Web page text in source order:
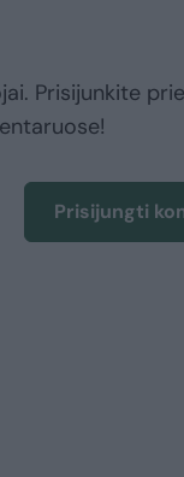
Prisijunkite
Prisijungti